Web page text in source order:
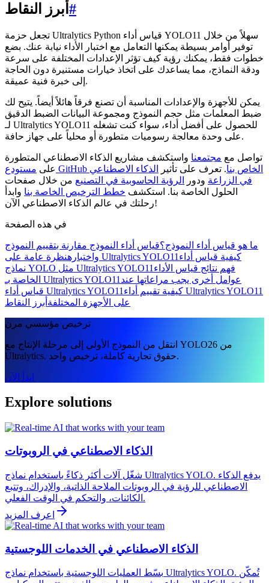
أبرز النقاط #
تجعل حزمة Ultralytics Python قياس أداء YOLO11 سهلاً من خلال
توفير أوامر بسيطة يمكنها التعامل مع اختبار الأداء نيابة عنك. بضع
خطوات فقط، يمكنك رؤية كيف تؤثر الإعدادات المختلفة على سرعة
ودقة النماذج، مما يساعدك على اتخاذ خيارات مستنيرة دون الحاجة
إلى خبرة فنية عميقة.
يمكن للأجهزة والإعدادات المناسبة أن تصنع فرقاً هائلاً أيضاً. يتيح لك
ضبط المعلمات مثل حجم النموذج ومجموعة البيانات الضبط الدقيق
لـ Ultralytics YOLO11 للحصول على أفضل أداء، سواء كنت تشغله
على وحدة معالجة رسوميات متطورة أو محلياً على جهاز حافة.
تواصل مع مجتمعنا واستكشف مشاريع الذكاء الاصطناعي المتطورة
على
مستودع GitHub الخاص بنا. تعرف على تأثير
الذكاء الاصطناعي
في الزراعة ودور الرؤية الحاسوبية في التصنيع من خلال صفحات
الحلول الخاصة بنا. استكشف خطط الترخيص الخاصة بنا وابدأ
رحلتك في عالم الذكاء الاصطناعي الآن!
في هذه الصفحة
ما هو قياس أداء النموذج؟قياس أداء النموذج مقارنة بتقييم النموذج
واختباره نظرة عامة على Ultralytics YOLO11 كيفية قياس أداء
نماذج YOLO مثل Ultralytics YOLO11 فهم نتائج قياس الأداء
الخاصة بـ Ultralytics YOLO11 عوامل أخرى يجب مراعاتها عند
قياس أداء Ultralytics YOLO11 كيفية تقييم أداء Ultralytics YOLO11
على الأجهزة المختلفة أبرز النقاط
ترخيص مؤسسي مرن
انتقل من النموذج الأولي إلى مرحلة الإنتاج مع YOLO26 من
Ultralytics. حقوق تجارية كاملة، ترخيص واحد.
ابدأ الآن
Explore solutions
الذكاء الاصطناعي في الروبوتات
شغّل آلات أكثر ذكاءً باستخدام نماذج Ultralytics YOLO. يدفع الذكاء
الاصطناعي للرؤية في الروبوتات الملاحة الذاتية، والإدراك، وتتبع
الكائنات، والتحكم في الوقت الفعلي.
اعرف المزيد
الذكاء الاصطناعي في الخدمات اللوجستية
بسّط العمليات اللوجستية باستخدام نماذج Ultralytics YOLO. تُمكّن